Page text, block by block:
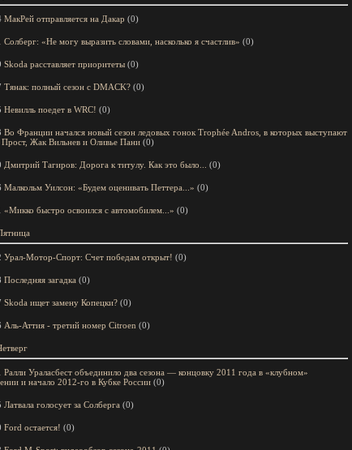
МакРей отправляется на Дакар (0)
Солберг: «Не могу выразить словами, насколько я счастлив» (0)
Skoda расставляет приоритеты (0)
Тянак: полный сезон с DMACK? (0)
Невилль поедет в WRC! (0)
Во Франции начался новый сезон ледовых гонок Trophée Andros, в которых выступают
Прост, Жак Вильнев и Оливье Пани (0)
Дмитрий Тагиров: Дорога к титулу. Как это было... (0)
Малкольм Уилсон: «Будем оценивать Петтера...» (0)
«Микко быстро освоился с автомобилем...» (0)
Урал-Мотор-Спорт: Счет победам открыт! (0)
Последняя загадка (0)
Skoda ищет замену Копецки? (0)
Аль-Аттия - третий номер Citroen (0)
Ралли Ураласбест объединило два сезона — концовку 2011 года в «клубном»
и начало 2012-го в Кубке России (0)
Латвала голосует за Солберга (0)
Ford остается! (0)